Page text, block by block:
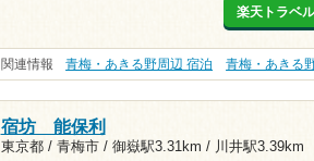
楽天トラベ
関連情報 青梅・あきる野周辺 宿泊 青梅・あきる
宿坊 能保利
東京都 / 青梅市 / 御嶽駅3.31km / 川井駅3.39km